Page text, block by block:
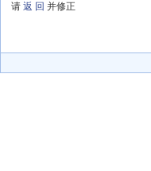
请 返 回 并修正